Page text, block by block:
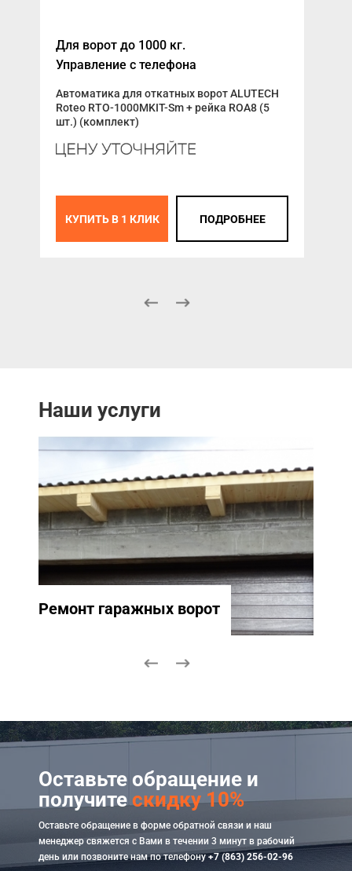
Для ворот до 1000 кг.
Управление с телефона
Автоматика для откатных ворот ALUTECH
Roteo RTO-1000MKIT-Sm + рейка ROA8 (5
шт.) (комплект)
КУПИТЬ В 1 КЛИК ПОДРОБНЕЕ
Наши услуги
Ремонт гаражных ворот
Оставьте обращение и
получитескидку 10%
Оставьте обращение в форме обратной связи и наш
менеджер свяжется с Вами в течении 3 минут в рабочий
день или позвоните нам по телефону+7 (863) 256-02-96